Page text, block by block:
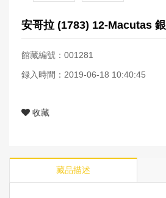
安哥拉 (1783) 12-Macutas 銀
館藏編號：001281
録入時間：2019-06-18 10:40:45
收藏
藏品描述